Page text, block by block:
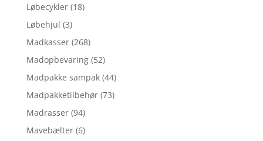
Løbecykler (18)
Løbehjul (3)
Madkasser (268)
Madopbevaring (52)
Madpakke sampak (44)
Madpakketilbehør (73)
Madrasser (94)
Mavebælter (6)